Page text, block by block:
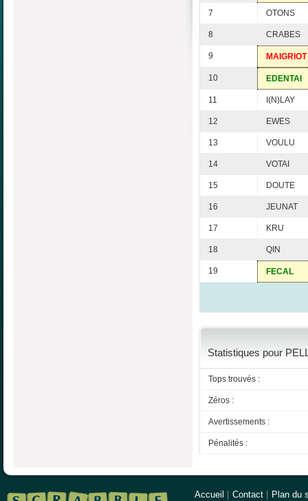
7 OTONS
8 CRABES
9 MAIGRIOT
10 EDENTAI
11 I(N)LAY
12 EWES
13 VOULU
14 VOTAI
15 DOUTE
16 JEUNAT
17 KRU
18 QIN
19 FECAL
Statistiques pour
Tops trouvés :
Zéros :
Avertissements :
Pénalités :
Accueil Contact Plan du